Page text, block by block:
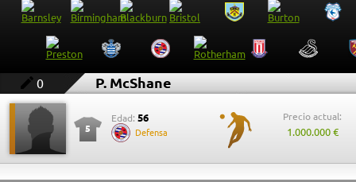
0 P. McShane
5
Edad: 56
Defensa
Precio actual:
1.000.000 €